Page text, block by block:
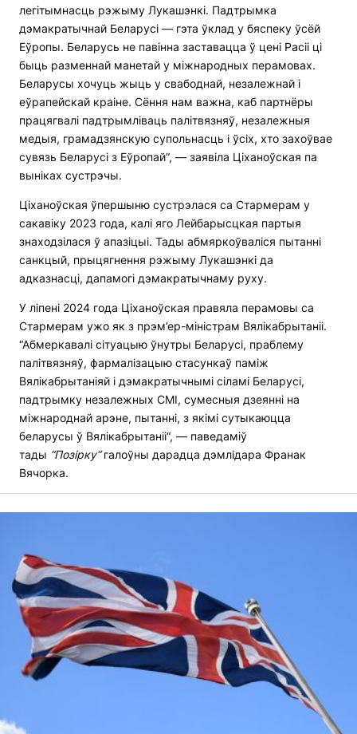
легітымнасць рэжыму Лукашэнкі. Падтрымка
дэмакратычнай Беларусі — гэта ўклад у бяспеку ўсёй
Еўропы. Беларусь не павінна заставацца ў цені Расіі ці
быць разменнай манетай у міжнародных перамовах.
Беларусы хочуць жыць у свабоднай, незалежнай і
еўрапейскай краіне. Сёння нам важна, каб партнёры
працягвалі падтрымліваць палітвязняў, незалежныя
медыя, грамадзянскую супольнасць і ўсіх, хто захоўвае
сувязь Беларусі з Еўропай”, — заявіла Ціханоўская па
выніках сустрэчы.
Ціханоўская ўпершыню сустрэлася са Стармерам у
сакавіку 2023 года, калі яго Лейбарысцкая партыя
знаходзілася ў апазіцыі. Тады абмяркоўваліся пытанні
санкцый, прыцягнення рэжыму Лукашэнкі да
адказнасці, дапамогі дэмакратычнаму руху.
У ліпені 2024 года Ціханоўская правяла перамовы са
Стармерам ужо як з прэм’ер-міністрам Вялікабрытаніі.
“Абмеркавалі сітуацыю ўнутры Беларусі, праблему
палітвязняў, фармалізацыю стасункаў паміж
Вялікабрытаніяй і дэмакратычнымі сіламі Беларусі,
падтрымку незалежных СМІ, сумесныя дзеянні на
міжнароднай арэне, пытанні, з якімі сутыкаюцца
беларусы ў Вялікабрытаніі“, — паведаміў
тады “Позірку“галоўны дарадца дэмлідара Франак
Вячорка.